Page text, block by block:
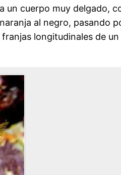
un cuerpo muy delgado,
al negro, pasando
longitudinales de un